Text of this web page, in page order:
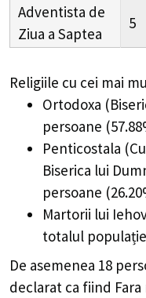
Adventista de
Ziua a Saptea
5
Religiile cu cei mai
Ortodoxa
persoane
Penticostala
Biserica lui
persoane
Martorii lui
totalul
De asemenea 18
declarat ca fiind